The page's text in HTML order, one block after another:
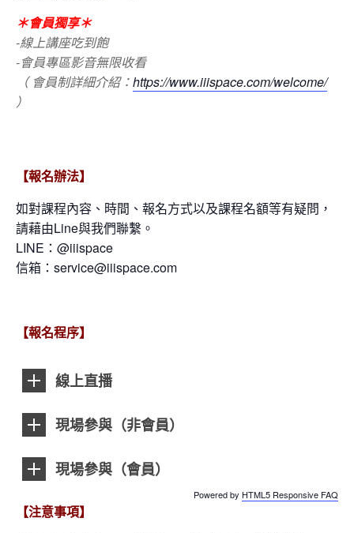
＊會員獨享＊
-線上講座吃到飽
-會員專區影音無限收看
（ 會員制詳細介紹：https://www.iiispace.com/welcome/
）
【報名辦法】
如對課程內容、時間、報名方式以及課程名額等有疑問，
請藉由Line與我們聯繫。
LINE：@iiispace
信箱：service@iiispace.com
【報名程序】
線上直播
現場參與（非會員）
現場參與（會員）
Powered by HTML5 Responsive FAQ
【注意事項】